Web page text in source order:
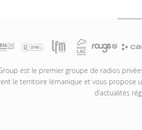
est le premier groupe de radios
le territoire lémanique et vous propose
d’actualités